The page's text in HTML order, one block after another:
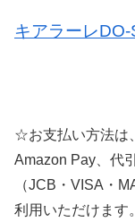
キアラーレ
☆お支払い方法は
Amazon Pay、代
（JCB・VISA・
利用いただけます。